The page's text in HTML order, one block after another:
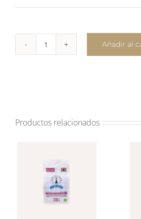
Jarabe
Añadir al
Productos relacionados
AÑADIR AL CARRITO
DETALLES